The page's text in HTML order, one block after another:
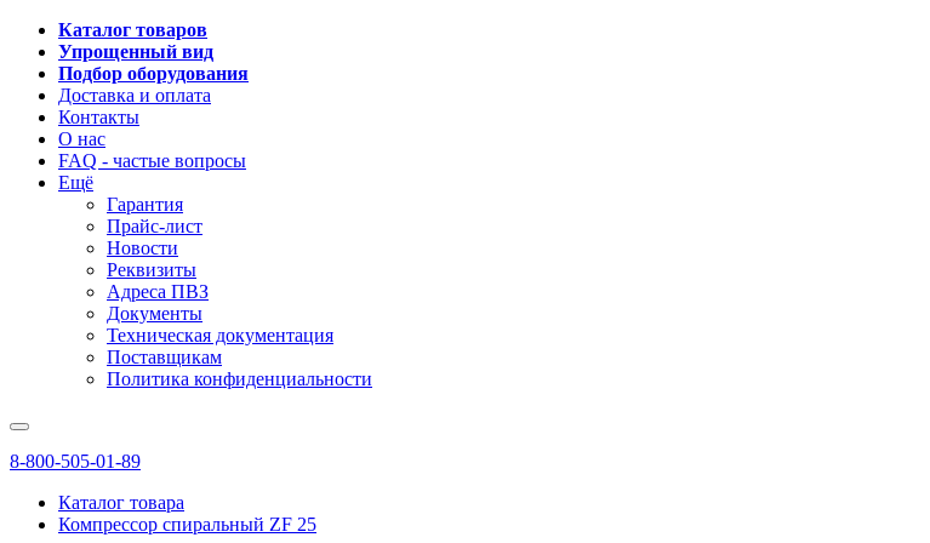
Каталог товаров
Упрощенный вид
Подбор оборудования
Доставка и оплата
Контакты
О нас
FAQ - частые вопросы
Ещё
Гарантия
Прайс-лист
Новости
Реквизиты
Адреса ПВЗ
Документы
Техническая документация
Поставщикам
Политика конфиденциальности
8-800-505-01-89
Каталог товара
Компрессор спиральный ZF 25